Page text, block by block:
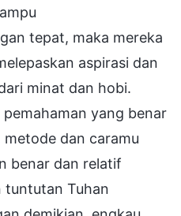
tepat, maka mereka
aspirasi dan
minat dan hobi.
yang benar
dan caramu
benar dan relatif
tuntutan Tuhan